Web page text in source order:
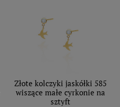
Złote kolczyki jaskółki 585
wiszące małe cyrkonie na
sztyft